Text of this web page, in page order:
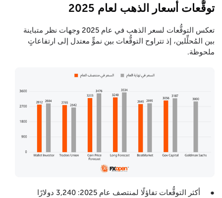
توقُّعات أسعار الذهب لعام 2025
تعكس التوقُّعات لسعر الذهب في عام 2025 وجهات نظر متباينة
بين المُحلِّلين، إذ تتراوح التوقُّعات بين نموٍّ معتدل إلى ارتفاعاتٍ
ملحوظة.
● أكثر التوقُّعات تفاؤلًا لمنتصف عام 2025: 3,240 دولارًا